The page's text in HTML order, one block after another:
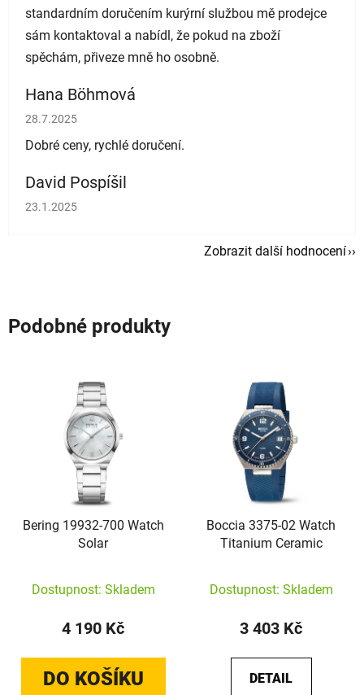
standardním doručením kurýrní službou mě prodejce
sám kontaktoval a nabídl, že pokud na zboží
spěchám, přiveze mně ho osobně.
Hana Böhmová
Hodnocení obchodu je 5 z 5 hvězdiček.
28.7.2025
Dobré ceny, rychlé doručení.
David Pospíšil
Hodnocení obchodu je 5 z 5 hvězdiček.
23.1.2025
Zobrazit další hodnocení
Podobné produkty
Bering 19932-700 Watch
Solar
Dostupnost: Skladem
4 190 Kč
DO KOŠÍKU
Boccia 3375-02 Watch
Titanium Ceramic
Dostupnost: Skladem
3 403 Kč
DETAIL